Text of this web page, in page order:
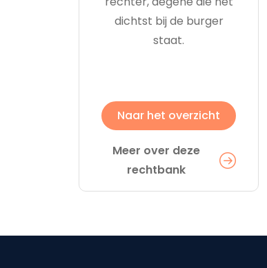
dichtst bij de burger
staat.
Naar het overzicht
Meer over deze
rechtbank